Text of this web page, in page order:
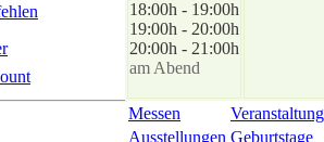
18:00h - 19:00h
19:00h - 20:00h
20:00h - 21:00h
am Abend
Messen
Veranstaltung
Ausstellungen Geburtstage